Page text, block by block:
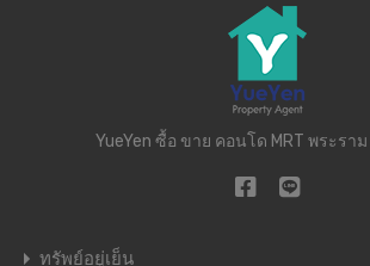
YueYen ซื้อ ขาย คอนโด MRT พระรา
ทรัพย์อยู่เย็น